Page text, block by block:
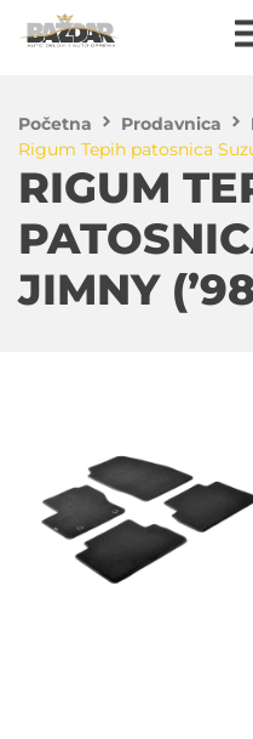
Početna Prodavnica
Rigum Tepih patosnica
RIGUM
JIMNY